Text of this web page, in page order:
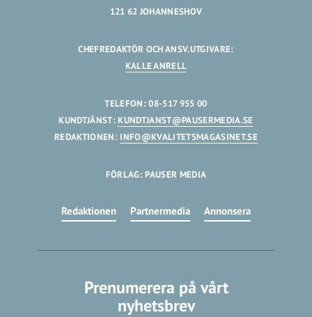
121 62 JOHANNESHOV
CHEFREDAKTÖR OCH ANSV.UTGIVARE:
KALLE ANRELL
TELEFON: 08-517 955 00
KUNDTJÄNST:KUNDTJANST@PAUSERMEDIA.SE
REDAKTIONEN: INFO@KVALITETSMAGASINET.SE
FÖRLAG: PAUSER MEDIA
Redaktionen Partnermedia Annonsera
Prenumerera på vårt
nyhetsbrev